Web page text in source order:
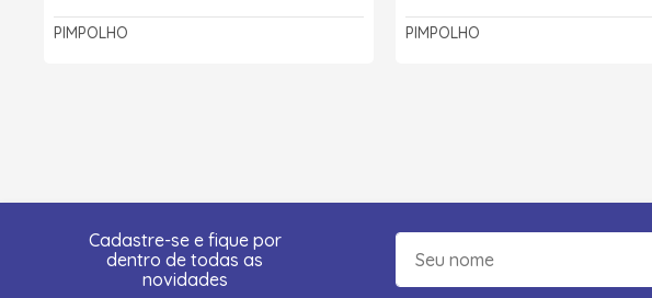
PIMPOLHO PIMPOLHO
Cadastre-se e fique por
dentro de todas as
novidades